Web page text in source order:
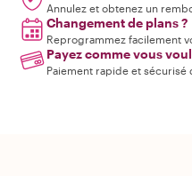
Annulez et obtenez un
Changement de plans ?
Reprogrammez facilement
Payez comme vous
Paiement rapide et sécurisé